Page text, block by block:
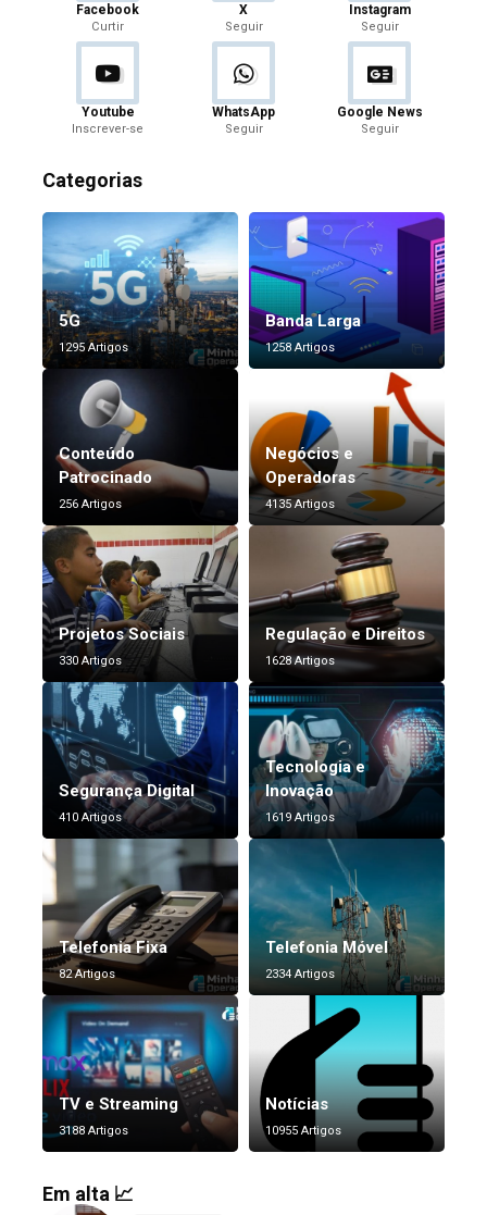
Facebook
Curtir
X
Seguir
Instagram
Seguir
Youtube
Inscrever-se
WhatsApp
Seguir
Google News
Seguir
Categorias
5G
1295 Artigos
Banda Larga
1258 Artigos
Conteúdo
Patrocinado
256 Artigos
Negócios e
Operadoras
4135 Artigos
Projetos Sociais
330 Artigos
Regulação e Direitos
1628 Artigos
Segurança Digital
410 Artigos
Tecnologia e
Inovação
1619 Artigos
Telefonia Fixa
82 Artigos
Telefonia Móvel
2334 Artigos
TV e Streaming
3188 Artigos
Notícias
10955 Artigos
Em alta 📈